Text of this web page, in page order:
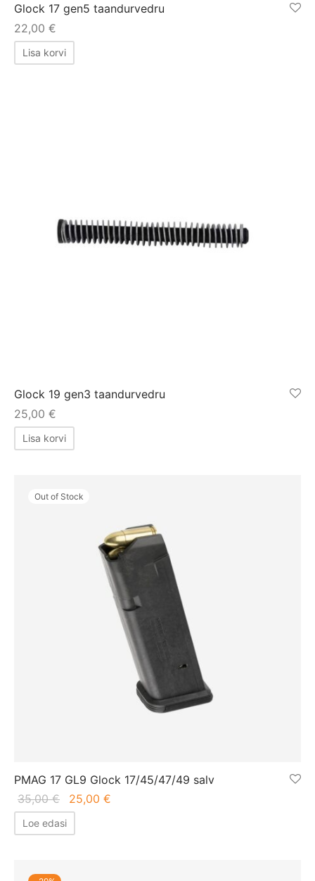
Glock 17 gen5 taandurvedru
22,00 €
Lisa korvi
Glock 19 gen3 taandurvedru
25,00 €
Lisa korvi
Out of Stock
PMAG 17 GL9 Glock 17/45/47/49 salv
35,00€
Algne
hind oli:
35,00 €.
25,00 €
Loe edasi